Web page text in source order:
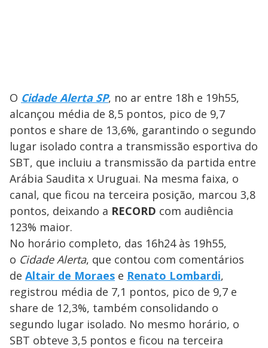
O Cidade Alerta SP, no ar entre 18h e 19h55,
alcançou média de 8,5 pontos, pico de 9,7
pontos e share de 13,6%, garantindo o segundo
lugar isolado contra a transmissão esportiva do
SBT, que incluiu a transmissão da partida entre
Arábia Saudita x Uruguai. Na mesma faixa, o
canal, que ficou na terceira posição, marcou 3,8
pontos, deixando a RECORD com audiência
123% maior.
No horário completo, das 16h24 às 19h55,
o Cidade Alerta, que contou com comentários
de Altair de Moraes e Renato Lombardi,
registrou média de 7,1 pontos, pico de 9,7 e
share de 12,3%, também consolidando o
segundo lugar isolado. No mesmo horário, o
SBT obteve 3,5 pontos e ficou na terceira